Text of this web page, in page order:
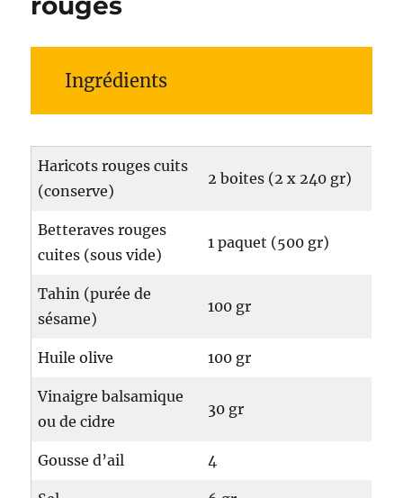
Ingrédients
Haricots rouges cuits
(conserve)
2 boites (2 x 240 gr)
Betteraves rouges
cuites (sous vide)
1 paquet (500 gr)
Tahin (purée de
sésame)
100 gr
Huile olive 100 gr
Vinaigre balsamique
ou de cidre
30 gr
Gousse d’ail 4